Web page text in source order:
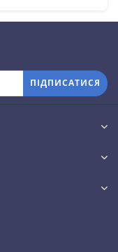
ПІДПИСАТИСЯ